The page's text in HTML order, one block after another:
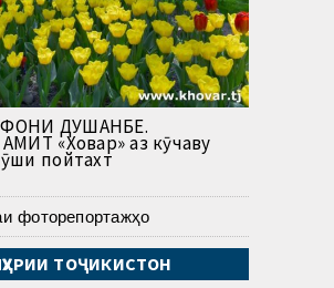
ДУШАНБЕ.
«Ховар» аз кӯчаву
пойтахт
фоторепортажҳо
ТОҶИКИСТОН